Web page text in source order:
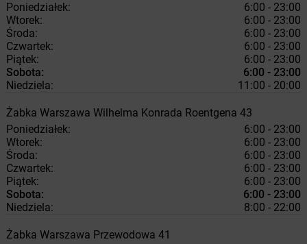
Poniedziałek:
6:00 - 23:00
Wtorek:
6:00 - 23:00
Środa:
6:00 - 23:00
Czwartek:
6:00 - 23:00
Piątek:
6:00 - 23:00
Sobota:
6:00 - 23:00
Niedziela:
11:00 - 20:00
Żabka Warszawa Wilhelma Konrada Roentgena 43
Poniedziałek:
6:00 - 23:00
Wtorek:
6:00 - 23:00
Środa:
6:00 - 23:00
Czwartek:
6:00 - 23:00
Piątek:
6:00 - 23:00
Sobota:
6:00 - 23:00
Niedziela:
8:00 - 22:00
Żabka Warszawa Przewodowa 41